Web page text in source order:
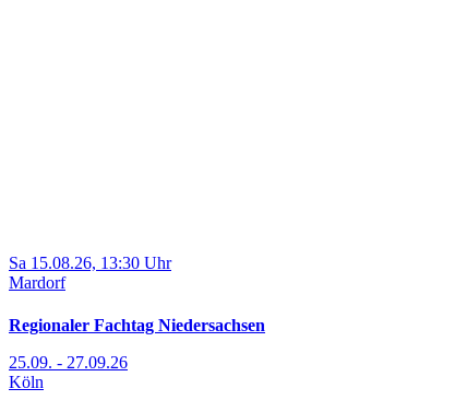
Sa 15.08.26, 13:30 Uhr
Mardorf
Regionaler Fachtag Niedersachsen
25.09. - 27.09.26
Köln